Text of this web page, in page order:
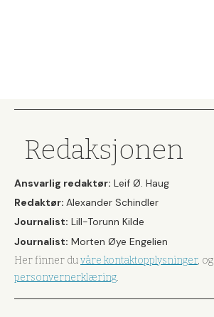
Redaksjonen
Ansvarlig redaktør: Leif Ø. Haug
Redaktør: Alexander Schindler
Journalist: Lill-Torunn Kilde
Journalist: Morten Øye Engelien
Her finner duvåre kontaktopplysninger, og
personvernerklæring.